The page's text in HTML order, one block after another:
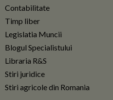
Contabilitate
Timp liber
Legislatia Muncii
Blogul Specialistului
Libraria R&S
Stiri juridice
Stiri agricole din Romania